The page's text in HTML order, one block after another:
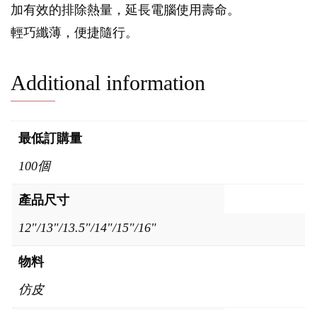
加有效的排除熱量，延長電腦使用壽命。
輕巧纖薄，便捷隨行。
Additional information
最低訂購量
100個
產品尺寸
12"/13"/13.5"/14"/15"/16"
物料
仿皮